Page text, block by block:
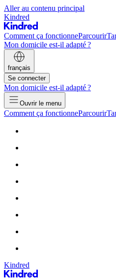
Aller au contenu principal
Kindred
Comment ça fonctionneParcourir
Mon domicile est-il adapté ?
français
Se connecter
Mon domicile est-il adapté ?
Ouvrir le menu
Comment ça fonctionneParcourir
Kindred